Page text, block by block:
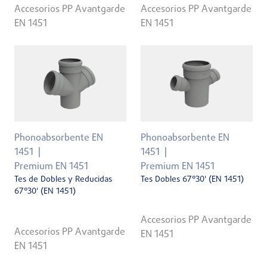
Accesorios PP Avantgarde
EN 1451
Accesorios PP Avantgarde
EN 1451
Phonoabsorbente EN
1451
Premium EN 1451
Tes de Dobles y Reducidas
67°30' (EN 1451)
Accesorios PP Avantgarde
EN 1451
Phonoabsorbente EN
1451
Premium EN 1451
Tes Dobles 67°30' (EN 1451)
Accesorios PP Avantgarde
EN 1451